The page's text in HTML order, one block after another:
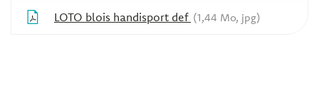
LOTO blois handisport def 1,44 Mo, jpg